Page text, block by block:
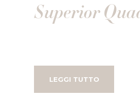
Superior
LEGGI TUTTO